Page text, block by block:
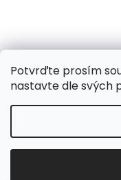
Potvrďte prosím
nastavte dle svých